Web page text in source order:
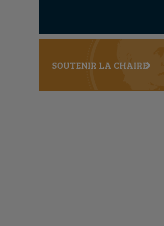
SOUTENIR LA CHAIRE